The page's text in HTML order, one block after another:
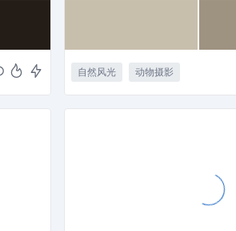
自然风光 动物摄影